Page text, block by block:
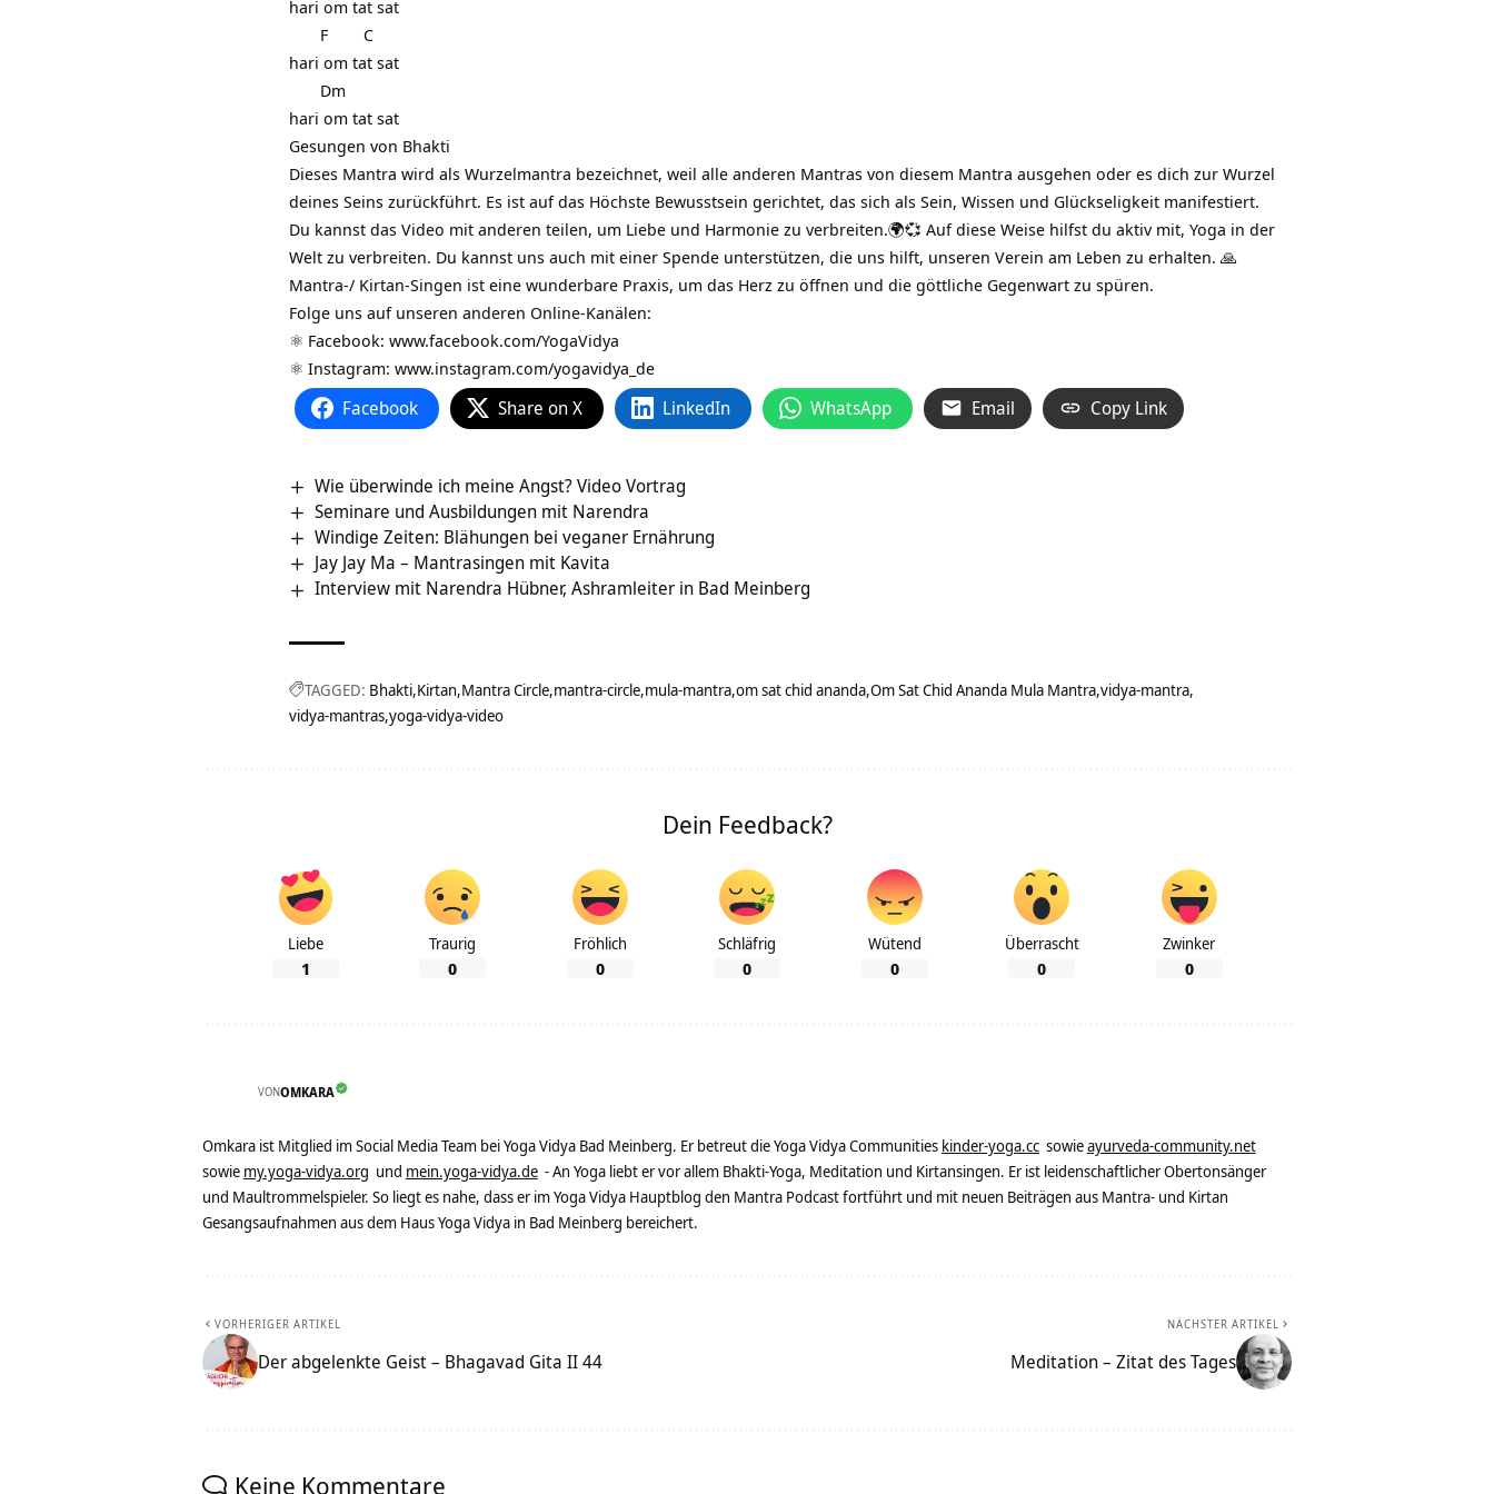
hari om tat sat
F C
hari om tat sat
Dm
hari om tat sat
Gesungen von Bhakti
Dieses Mantra wird als Wurzelmantra bezeichnet, weil alle anderen Mantras von diesem Mantra ausgehen oder es dich zur Wurzel
deines Seins zurückführt. Es ist auf das Höchste Bewusstsein gerichtet, das sich als Sein, Wissen und Glückseligkeit manifestiert.
Du kannst das Video mit anderen teilen, um Liebe und Harmonie zu verbreiten.🌍💞 Auf diese Weise hilfst du aktiv mit, Yoga in der
Welt zu verbreiten. Du kannst uns auch mit einer Spende unterstützen, die uns hilft, unseren Verein am Leben zu erhalten. 🙏
Mantra-/ Kirtan-Singen ist eine wunderbare Praxis, um das Herz zu öffnen und die göttliche Gegenwart zu spüren.
Folge uns auf unseren anderen Online-Kanälen:
⚛️ Facebook: www.facebook.com/YogaVidya
⚛️ Instagram: www.instagram.com/yogavidya_de
Facebook Share on X LinkedIn WhatsApp Email Copy Link
Wie überwinde ich meine Angst? Video Vortrag
Seminare und Ausbildungen mit Narendra
Windige Zeiten: Blähungen bei veganer Ernährung
Jay Jay Ma – Mantrasingen mit Kavita
Interview mit Narendra Hübner, Ashramleiter in Bad Meinberg
TAGGED: Bhakti Kirtan Mantra Circle mantra-circle mula-mantra om sat chid ananda Om Sat Chid Ananda Mula Mantra vidya-mantra
vidya-mantras yoga-vidya-video
Dein Feedback?
Liebe
1
Traurig
0
Fröhlich
0
Schläfrig
0
Wütend
0
Überrascht
0
Zwinker
0
VONOMKARA
Omkara ist Mitglied im Social Media Team bei Yoga Vidya Bad Meinberg. Er betreut die Yoga Vidya Communities kinder-yoga.cc sowieayurveda-community.net
sowie my.yoga-vidya.org und mein.yoga-vidya.de - An Yoga liebt er vor allem Bhakti-Yoga, Meditation und Kirtansingen. Er ist leidenschaftlicher Obertonsänger
und Maultrommelspieler. So liegt es nahe, dass er im Yoga Vidya Hauptblog den Mantra Podcast fortführt und mit neuen Beiträgen aus Mantra- und Kirtan
Gesangsaufnahmen aus dem Haus Yoga Vidya in Bad Meinberg bereichert.
VORHERIGER ARTIKEL
Der abgelenkte Geist – Bhagavad Gita II 44
NÄCHSTER ARTIKEL
Meditation – Zitat des Tages
Keine Kommentare